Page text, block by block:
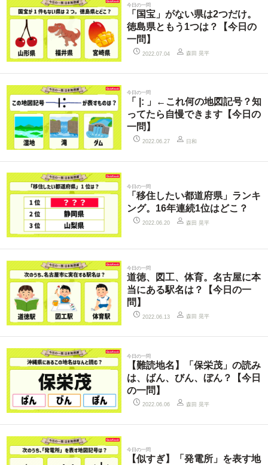
今日の一問
「国宝」がない県は2つだけ。
徳島県ともう1つは？【今日の
一問】
2022.07.04 森田 晃平
今日の一問
「 |: 」←これ何の地図記号？知
ってたら自慢できます【今日の
一問】
2022.06.27 日和
今日の一問
「移住したい都道府県」ランキ
ング。16年連続1位はどこ？
2022.06.20 森田 晃平
今日の一問
道徳、図工、体育。名古屋に本
当にある駅名は？【今日の一
問】
2022.06.13 森田 晃平
今日の一問
【難読地名】「保栄茂」の読み
は、ばん、びん、ぼん？【今日
の一問】
2022.06.06 森田 晃平
今日の一問
【似すぎ】「発電所」を表す地